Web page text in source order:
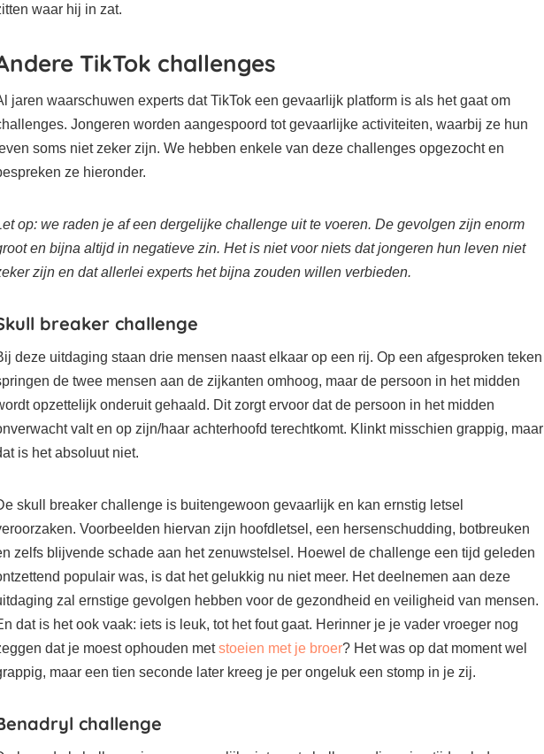
waar hij in zat.
TikTok challenges
jaren waarschuwen experts dat TikTok een gevaarlijk platform is als het gaat om
Jongeren worden aangespoord tot gevaarlijke activiteiten, waarbij ze hun
soms niet zeker zijn. We hebben enkele van deze challenges opgezocht en
ze hieronder.
op: we raden je af een dergelijke challenge uit te voeren. De gevolgen zijn enorm
en bijna altijd in negatieve zin. Het is niet voor niets dat jongeren hun leven niet
zijn en dat allerlei experts het bijna zouden willen verbieden.
breaker challenge
deze uitdaging staan drie mensen naast elkaar op een rij. Op een afgesproken teken
de twee mensen aan de zijkanten omhoog, maar de persoon in het midden
opzettelijk onderuit gehaald. Dit zorgt ervoor dat de persoon in het midden
valt en op zijn/haar achterhoofd terechtkomt. Klinkt misschien grappig, maar
is het absoluut niet.
skull breaker challenge is buitengewoon gevaarlijk en kan ernstig letsel
Voorbeelden hiervan zijn hoofdletsel, een hersenschudding, botbreuken
zelfs blijvende schade aan het zenuwstelsel. Hoewel de challenge een tijd geleden
populair was, is dat het gelukkig nu niet meer. Het deelnemen aan deze
zal ernstige gevolgen hebben voor de gezondheid en veiligheid van mensen.
dat is het ook vaak: iets is leuk, tot het fout gaat. Herinner je je vader vroeger nog
dat je moest ophouden metstoeien met je broer? Het was op dat moment wel
maar een tien seconde later kreeg je per ongeluk een stomp in je zij.
challenge